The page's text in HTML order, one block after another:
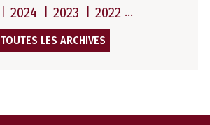
2024 2023 2022
TOUTES LES ARCHIVES